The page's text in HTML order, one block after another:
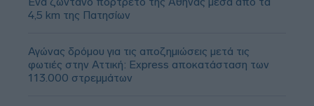
4,5 km της Πατησίων
Αγώνας δρόμου για τις αποζημιώσεις μετά τις
φωτιές στην Αττική: Express αποκατάσταση των
113.000 στρεμμάτων